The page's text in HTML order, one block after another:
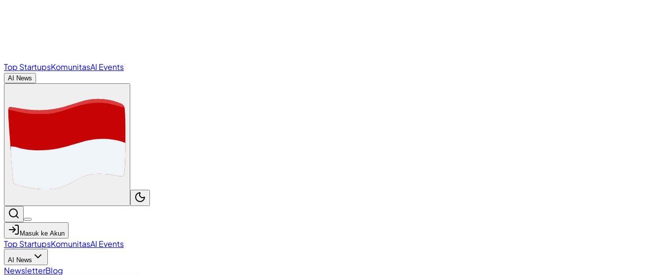
Top StartupsKomunitasAI Events
AI News
Masuk ke Akun
Top StartupsKomunitasAI Events
AI News
NewsletterBlog